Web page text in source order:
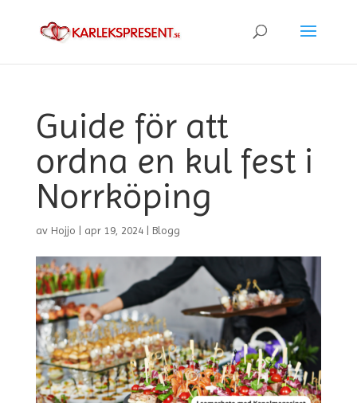
Guide för att
ordna en kul fest i
Norrköping
av Hojjo | apr 19, 2024| Blogg